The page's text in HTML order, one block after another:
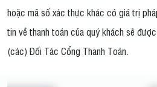
hoặc mã số xác thực khác có giá trị
tin về thanh toán của quý khách sẽ
(các) Đối Tác Cổng Thanh Toán.